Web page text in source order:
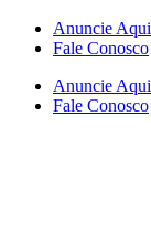
Anuncie Aqui
Fale Conosco
Anuncie Aqui
Fale Conosco